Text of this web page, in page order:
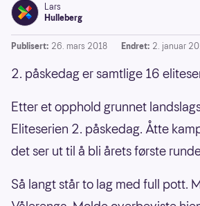
Lars
Hulleberg
Publisert: 26. mars 2018 Endret: 2. januar
2. påskedag er samtlige 16
Etter et opphold grunnet
Eliteserien 2. påskedag. Åtte
det ser ut til å bli årets første
Så langt står to lag med full pott.